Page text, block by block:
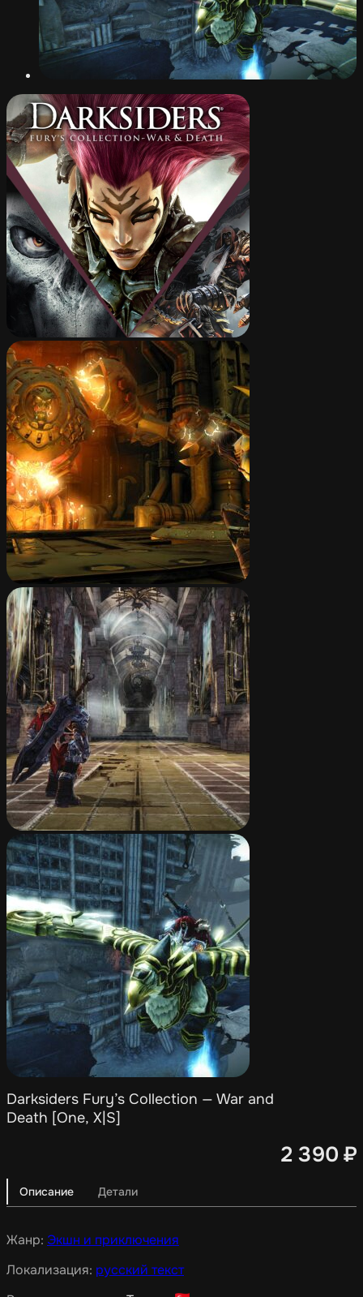
Darksiders Fury’s Collection — War and
Death [One, X|S]
2 390 ₽
Описание Детали
Жанр: Экшн и приключения
Локализация: русский текст